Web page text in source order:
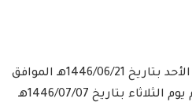
– التقديم مُتاح الآن بدأ اليوم الأحد بتاريخ 1446/06/21هـ الموافق
2024/12/22م وينتهي التقديم يوم الثلاثاء بتاريخ 1446/07/07هـ